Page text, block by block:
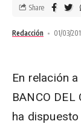
Redacción 01/03/
Share
En relación
BANCO DEL
ha